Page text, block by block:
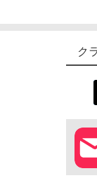
ク